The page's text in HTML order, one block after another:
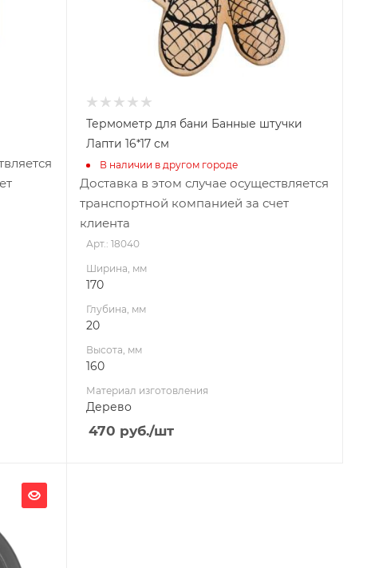
Габариты В*Ш*Г мм
Термометр для бани Банные штучки
Лапти 16*17 см
В наличии в другом городе
Доставка в этом случае осуществляется
транспортной компанией за счет
клиента
Арт.: 18040
Ширина, мм
170
Глубина, мм
20
Высота, мм
160
Материал изготовления
Дерево
470 руб./шт